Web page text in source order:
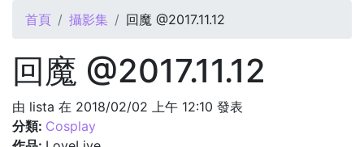
您在這裡
首頁 攝影集 回魔 @2017.11.12
回魔 @2017.11.12
由 lista 在 2018/02/02 上午 12:10 發表
分類: Cosplay